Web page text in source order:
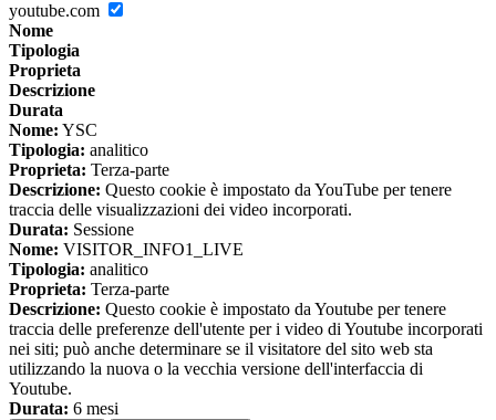
youtube.com
Nome
Tipologia
Proprieta
Descrizione
Durata
Nome: YSC
Tipologia: analitico
Proprieta: Terza-parte
Descrizione: Questo cookie è impostato da YouTube per tenere
traccia delle visualizzazioni dei video incorporati.
Durata: Sessione
Nome: VISITOR_INFO1_LIVE
Tipologia: analitico
Proprieta: Terza-parte
Descrizione: Questo cookie è impostato da Youtube per tenere
traccia delle preferenze dell'utente per i video di Youtube incorporati
nei siti; può anche determinare se il visitatore del sito web sta
utilizzando la nuova o la vecchia versione dell'interfaccia di
Youtube.
Durata: 6 mesi